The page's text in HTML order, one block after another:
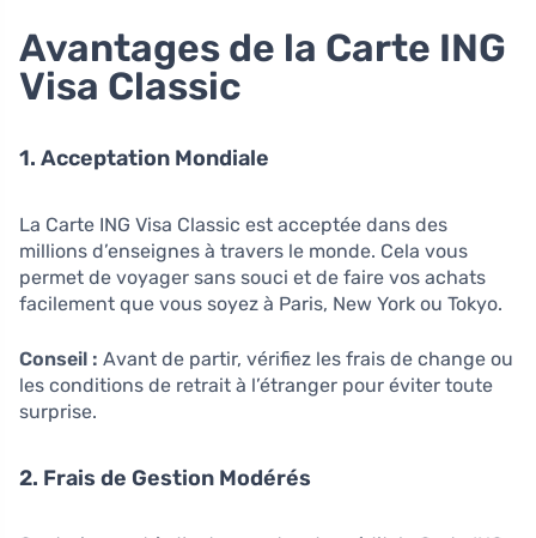
Avantages de la Carte ING
Visa Classic
1. Acceptation Mondiale
La Carte ING Visa Classic est acceptée dans des
millions d’enseignes à travers le monde. Cela vous
permet de voyager sans souci et de faire vos achats
facilement que vous soyez à Paris, New York ou Tokyo.
Conseil : Avant de partir, vérifiez les frais de change ou
les conditions de retrait à l’étranger pour éviter toute
surprise.
2. Frais de Gestion Modérés